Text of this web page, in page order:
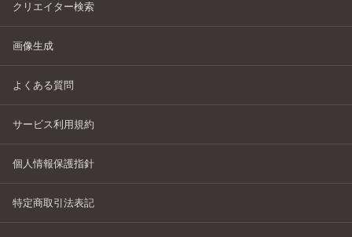
クリエイター検索
画像生成
よくある質問
サービス利用規約
個人情報保護指針
特定商取引法表記